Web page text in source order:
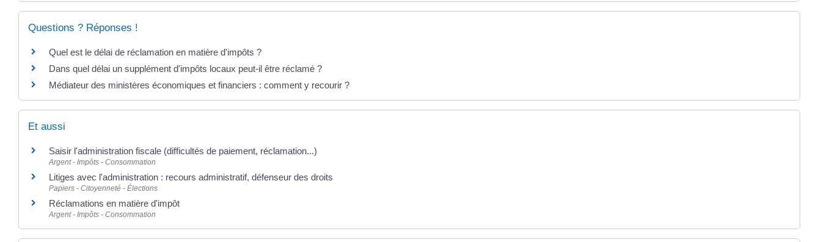
Questions ? Réponses !
Quel est le délai de réclamation en matière d'impôts ?
Dans quel délai un supplément d'impôts locaux peut-il être réclamé ?
Médiateur des ministères économiques et financiers : comment y recourir ?
Et aussi
Saisir l'administration fiscale (difficultés de paiement, réclamation...)
Argent - Impôts - Consommation
Litiges avec l'administration : recours administratif, défenseur des droits
Papiers - Citoyenneté - Élections
Réclamations en matière d'impôt
Argent - Impôts - Consommation